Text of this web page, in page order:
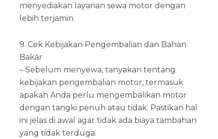
menyediakan layanan sewa motor dengan
lebih terjamin.
9. Cek Kebijakan Pengembalian dan Bahan
Bakar
– Sebelum menyewa, tanyakan tentang
kebijakan pengembalian motor, termasuk
apakah Anda perlu mengembalikan motor
dengan tangki penuh atau tidak. Pastikan hal
ini jelas di awal agar tidak ada biaya tambahan
yang tidak terduga.